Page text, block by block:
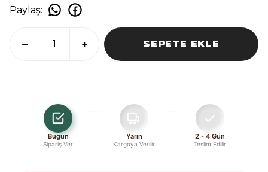
Paylaş:
SEPETE EKLE
Bugün
Sipariş Ver
Yarın
Kargoya Verilir
2 - 4 Gün
Teslim Edilir